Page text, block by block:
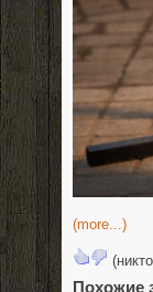
(more...)
Похожие